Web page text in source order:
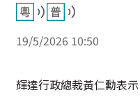
19/5/2026 10:50
輝達行政總裁黃仁勳表